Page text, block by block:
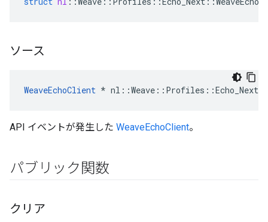
ソース
WeaveEchoClient *
API イベントが発生した WeaveEchoClient。
パブリック関数
クリア